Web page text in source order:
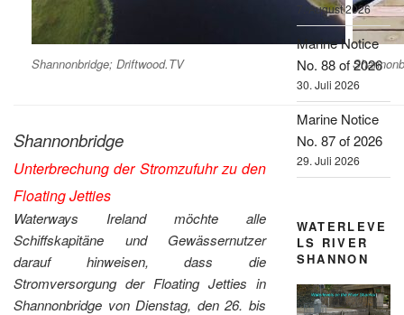
Shannonbridge; Driftwood.TV
Shannonbridge
Unterbrechung der Stromzufuhr zu den
Floating Jetties
Waterways Ireland möchte alle
Schiffskapitäne und Gewässernutzer
darauf hinweisen, dass die
Stromversorgung der Floating Jetties in
Shannonbridge von Dienstag, den 26. bis
7. August 2026
Marine Notice
No. 88 of 2026
30. Juli 2026
Marine Notice
No. 87 of 2026
29. Juli 2026
WATERLEVE
LS RIVER
SHANNON